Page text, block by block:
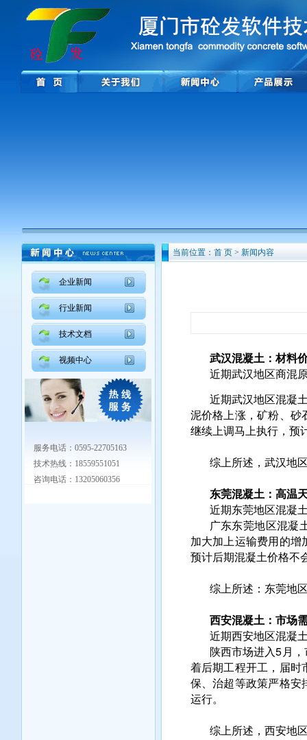
企业新闻
行业新闻
技术文档
视频中心
服务电话：0595-22705163
技术热线：18559551051
咨询电话：13205060356
当前位置：首 页 > 新闻内容
武汉混凝土：材料
近期武汉地区商混
近期武汉地区混凝
泥价格上涨，矿粉、
继续上调马上执行，预
综上所述，武汉地
东莞混凝土：高温
近期东莞地区混凝
广东东莞地区混凝
加大加上运输费用的
预计后期混凝土价格不
综上所述：东莞地
西安混凝土：市场
近期西安地区混凝
陕西市场进入5月
着后期工程开工，届
保、治超等政策严格
运行。
综上所述，西安地